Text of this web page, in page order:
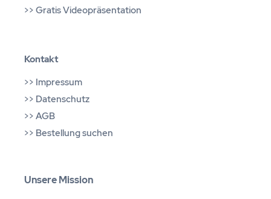
>> Gratis Videopräsentation
Kontakt
>> Impressum
>> Datenschutz
>> AGB
>> Bestellung suchen
Unsere Mission